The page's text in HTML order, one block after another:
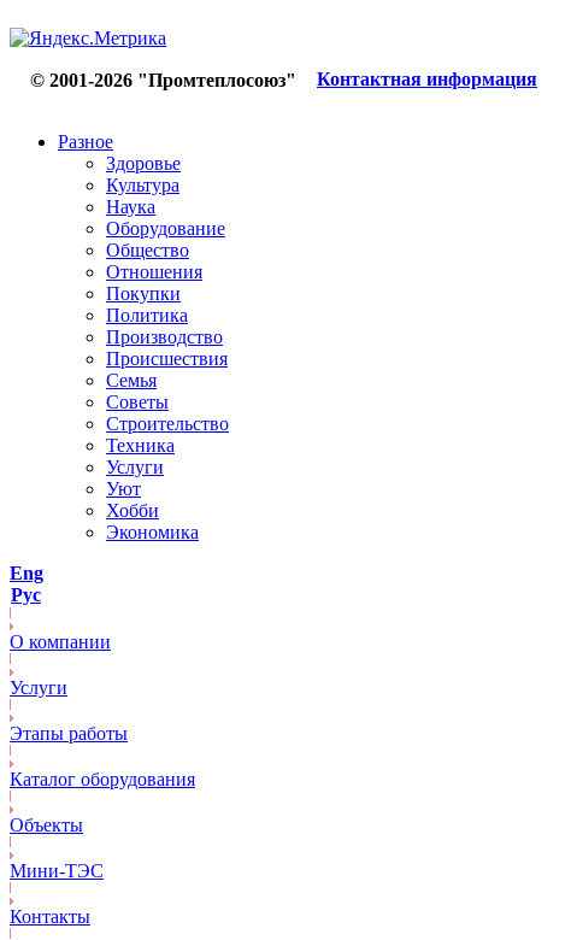
© 2001-2026 "Промтеплосоюз" Контактная информация
Разное
Здоровье
Культура
Наука
Оборудование
Общество
Отношения
Покупки
Политика
Производство
Происшествия
Семья
Советы
Строительство
Техника
Услуги
Уют
Хобби
Экономика
Eng
Рус
О компании
Услуги
Этапы работы
Каталог оборудования
Объекты
Mини-ТЭС
Контакты